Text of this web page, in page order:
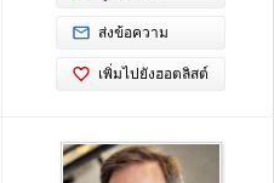
ส่งข้อความ
เพิ่มไปยังฮอตลิสต์